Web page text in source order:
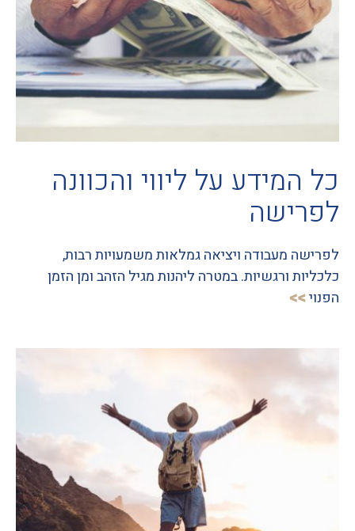
כל המידע על ליווי והכוונה
לפרישה
לפרישה מעבודה ויציאה גמלאות משמעויות רבות,
כלכליות ורגשיות. במטרה ליהנות מגיל הזהב ומן הזמן
הפנוי